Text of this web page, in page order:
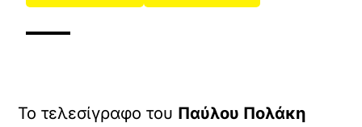
Το τελεσίγραφο του Παύλου Πολάκη